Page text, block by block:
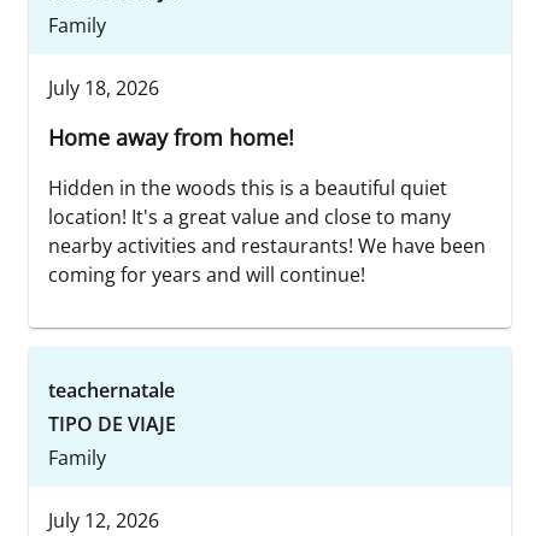
Family
July 18, 2026
Home away from home!
Hidden in the woods this is a beautiful quiet
location! It's a great value and close to many
nearby activities and restaurants! We have been
coming for years and will continue!
teachernatale
TIPO DE VIAJE
Family
July 12, 2026